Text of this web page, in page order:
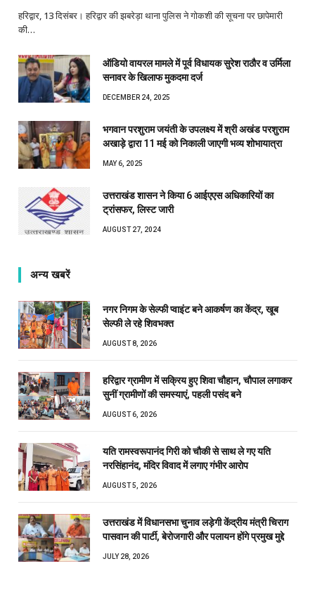
हरिद्वार, 13 दिसंबर। हरिद्वार की झबरेड़ा थाना पुलिस ने गोकशी की सूचना पर छापेमारी
की…
ऑडियो वायरल मामले में पूर्व विधायक सुरेश राठौर व उर्मिला
सनावर के खिलाफ मुकदमा दर्ज
DECEMBER 24, 2025
भगवान परशुराम जयंती के उपलक्ष्य में श्री अखंड परशुराम
अखाड़े द्वारा 11 मई को निकाली जाएगी भव्य शोभायात्रा
MAY 6, 2025
उत्तराखंड शासन ने किया 6 आईएएस अधिकारियों का
ट्रांसफर, लिस्ट जारी
AUGUST 27, 2024
अन्य खबरें
नगर निगम के सेल्फी प्वाइंट बने आकर्षण का केंद्र, खूब
सेल्फी ले रहे शिवभक्त
AUGUST 8, 2026
हरिद्वार ग्रामीण में सक्रिय हुए शिवा चौहान, चौपाल लगाकर
सुनीं ग्रामीणों की समस्याएं, पहली पसंद बने
AUGUST 6, 2026
यति रामस्वरूपानंद गिरी को चौकी से साथ ले गए यति
नरसिंहानंद, मंदिर विवाद में लगाए गंभीर आरोप
AUGUST 5, 2026
उत्तराखंड में विधानसभा चुनाव लड़ेगी केंद्रीय मंत्री चिराग
पासवान की पार्टी, बेरोजगारी और पलायन होंगे प्रमुख मुद्दे
JULY 28, 2026